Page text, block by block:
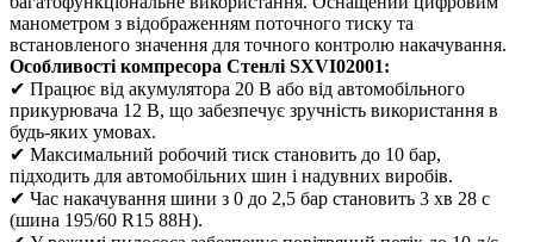
манометром з відображенням поточного тиску та
встановленого значення для точного контролю накачування.
Особливості компресора Стенлі SXVI02001:
✔ Працює від акумулятора 20 В або від автомобільного
прикурювача 12 В, що забезпечує зручність використання в
будь-яких умовах.
✔ Максимальний робочий тиск становить до 10 бар,
підходить для автомобільних шин і надувних виробів.
✔ Час накачування шини з 0 до 2,5 бар становить 3 хв 28 с
(шина 195/60 R15 88H).